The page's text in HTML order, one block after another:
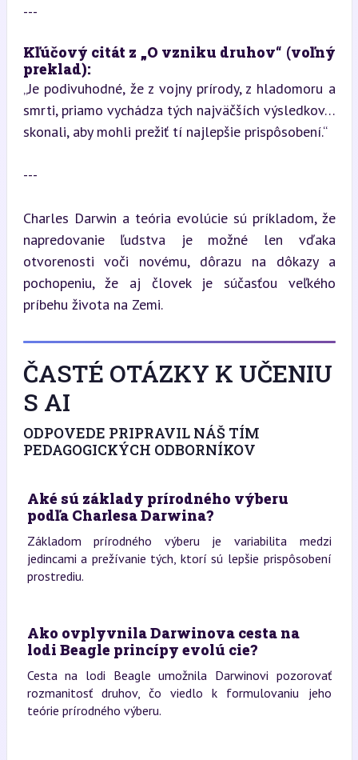
---
Kľúčový citát z „O vzniku druhov“ (voľný
preklad):
„Je podivuhodné, že z vojny prírody, z hladomoru a
smrti, priamo vychádza tých najväčších výsledkov…
skonali, aby mohli prežiť tí najlepšie prispôsobení.“
---
Charles Darwin a teória evolúcie sú príkladom, že
napredovanie ľudstva je možné len vďaka
otvorenosti voči novému, dôrazu na dôkazy a
pochopeniu, že aj človek je súčasťou veľkého
príbehu života na Zemi.
ČASTÉ OTÁZKY K UČENIU
S AI
ODPOVEDE PRIPRAVIL NÁŠ TÍM
PEDAGOGICKÝCH ODBORNÍKOV
Aké sú základy prírodného výberu
podľa Charlesa Darwina?
Základom prírodného výberu je variabilita medzi
jedincami a prežívanie tých, ktorí sú lepšie prispôsobení
prostrediu.
Ako ovplyvnila Darwinova cesta na
lodi Beagle princípy evolú cie?
Cesta na lodi Beagle umožnila Darwinovi pozorovať
rozmanitosť druhov, čo viedlo k formulovaniu jeho
teórie prírodného výberu.